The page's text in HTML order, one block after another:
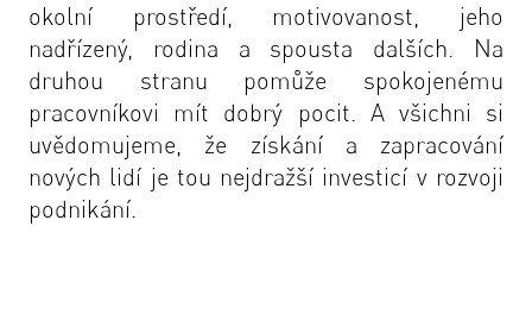
okolní prostředí, motivovanost, jeho
nadřízený, rodina a spousta dalších. Na
druhou stranu pomůže spokojenému
pracovníkovi mít dobrý pocit. A všichni si
uvědomujeme, že získání a zapracování
nových lidí je tou nejdražší investicí v rozvoji
podnikání.